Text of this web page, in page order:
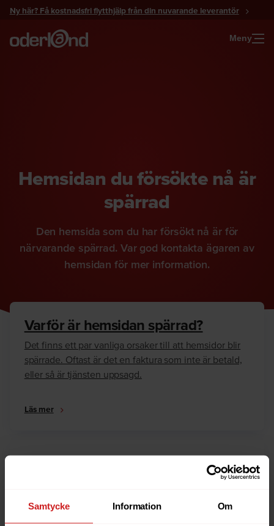
Samtycke Information Om
Gå
innehåll
Ny här? Få kostnadsfri flytthjälp från din nuvarande leverantör
Meny
Hemsidan du försökte nå är
spärrad
Den hemsida som du har försökt nå är för
närvarande spärrad. Var god kontakta ägaren av
hemsidan för mer information.
Varför är hemsidan spärrad?
Det finns ett par vanliga orsaker till att hemsidor blir
spärrade. Oftast är det en faktura som inte är betald,
eller så är tjänsten uppsagd.
Läs mer
Är du ägare till hemsidan eller domännamnet så har
anledningarna till varför en hemsida är spärrad.